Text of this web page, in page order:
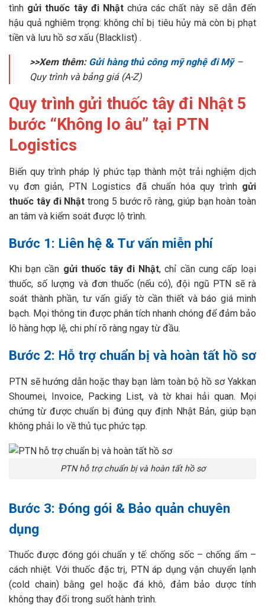
tình gửi thuốc tây đi Nhậtchứa các chất này sẽ dẫn đến
hậu quả nghiêm trọng: không chỉ bị tiêu hủy mà còn bị phạt
tiền và lưu hồ sơ xấu (Blacklist) .
>>Xem thêm: Gửi hàng thủ công mỹ nghệ đi Mỹ–
Quy trình và bảng giá (A-Z)
Quy trình gửi thuốc tây đi Nhật 5
bước “Không lo âu” tại PTN
Logistics
Biến quy trình pháp lý phức tạp thành một trải nghiệm dịch
vụ đơn giản, PTN Logistics đã chuẩn hóa quy trình gửi
thuốc tây đi Nhật trong 5 bước rõ ràng, giúp bạn hoàn toàn
an tâm và kiểm soát được lộ trình.
Bước 1: Liên hệ & Tư vấn miễn phí
Khi bạn cần gửi thuốc tây đi Nhật, chỉ cần cung cấp loại
thuốc, số lượng và đơn thuốc (nếu có), đội ngũ PTN sẽ rà
soát thành phần, tư vấn giấy tờ cần thiết và báo giá minh
bạch. Mọi thông tin được phân tích nhanh chóng để đảm bảo
lô hàng hợp lệ, chi phí rõ ràng ngay từ đầu.
Bước 2: Hỗ trợ chuẩn bị và hoàn tất hồ sơ
PTN sẽ hướng dẫn hoặc thay bạn làm toàn bộ hồ sơ Yakkan
Shoumei, Invoice, Packing List, và tờ khai hải quan. Mọi
chứng từ được chuẩn bị đúng quy định Nhật Bản, giúp bạn
không phải lo về thủ tục phức tạp.
PTN hỗ trợ chuẩn bị và hoàn tất hồ sơ
Bước 3: Đóng gói & Bảo quản chuyên
dụng
Thuốc được đóng gói chuẩn y tế: chống sốc – chống ẩm –
cách nhiệt. Với thuốc đặc trị, PTN áp dụng vận chuyển lạnh
(cold chain) bằng gel hoặc đá khô, đảm bảo dược tính
không thay đổi trong suốt hành trình.